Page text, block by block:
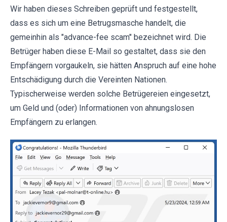
Wir haben dieses Schreiben geprüft und festgestellt,
dass es sich um eine Betrugsmasche handelt, die
gemeinhin als "advance-fee scam" bezeichnet wird. Die
Betrüger haben diese E-Mail so gestaltet, dass sie den
Empfängern vorgaukeln, sie hätten Anspruch auf eine hohe
Entschädigung durch die Vereinten Nationen.
Typischerweise werden solche Betrügereien eingesetzt,
um Geld und (oder) Informationen von ahnungslosen
Empfängern zu erlangen.